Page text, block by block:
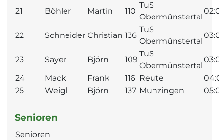
21 Böhler Martin 110
TuS
Obermünstertal
22 Schneider Christian 136
TuS
Obermünstertal
23 Sayer Björn 109
TuS
Obermünstertal
24
Mack Frank 116 Reute
25
Weigl Björn 137 Munzingen
Senioren
Senioren